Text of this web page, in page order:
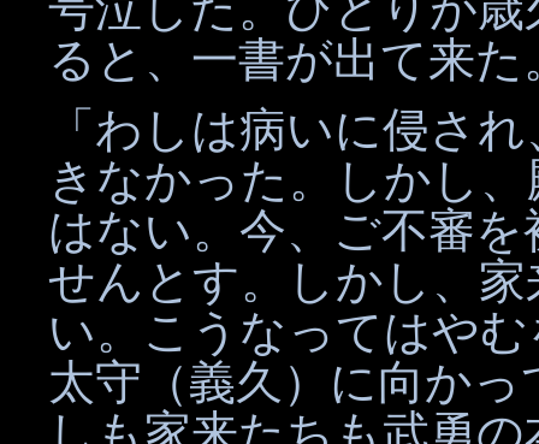
ると、一書が出て来た
「わしは病いに侵さ
きなかった。しかし
はない。今、ご不審
せんとす。しかし、
い。こうなってはや
太守（義久）に向か
しも家来たちも武勇